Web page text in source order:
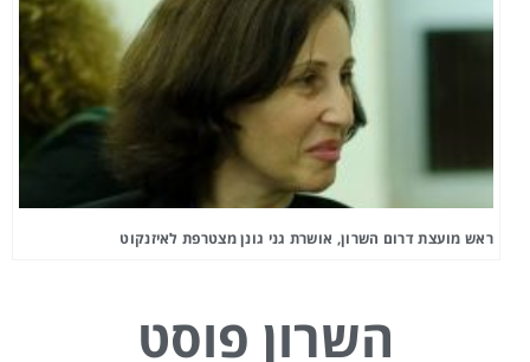
ראש מועצת דרום השרון, אושרת גני גונן מצטרפת לאיזנקוט
השרון פוסט